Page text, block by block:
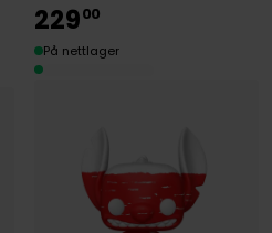
22900
På nettlager